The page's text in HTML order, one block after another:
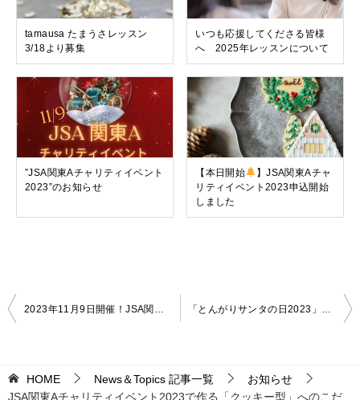
tamausa たまうさレッスン
3/18より募集
いつも応援してくださる皆様
へ 2025年レッスンについて
”JSA関東Aチャリティイベント
2023”のお知らせ
【本日開始
】JSA関東Aチャ
リティイベント2023申込開始
しました
投
ビ
2023年11月9日開催！JSA関東Aチャリティイベントとは？ 「とんがりサンタの日2023」開催のお知らせ
HOME News＆Topics 記事一覧
お知らせ
JSA関東Aチャリティイベント2023で作る「クッキー型」へのこだ